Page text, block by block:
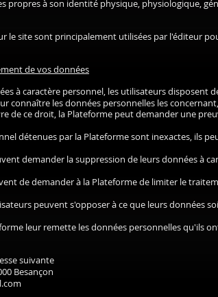
à son identité physique, physiologique,
le site sont principalement utilisées par l'éditeur
de vos données
à caractère personnel, les utilisateurs disposent
connaître les données personnelles les
de ce droit, la Plateforme peut demander une
détenues par la Plateforme sont inexactes, ils
demander la suppression de leurs données à
de demander à la Plateforme de limiter le
peuvent s'opposer à ce que leurs données
leur remette les données personnelles qu'ils
suivante
Besançon